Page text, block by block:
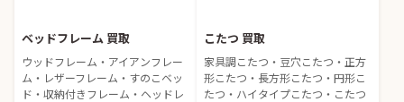
ベッドフレーム 買取
ウッドフレーム・アイアンフレー
ム・レザーフレーム・すのこベッ
ド・収納付きフレーム・ヘッドレ
こたつ 買取
家具調こたつ・豆穴こたつ・正方
形こたつ・長方形こたつ・円形こ
たつ・ハイタイプこたつ・こたつ